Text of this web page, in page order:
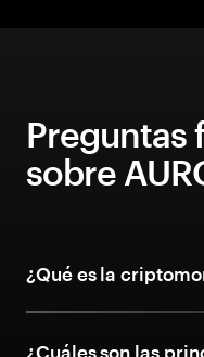
Preguntas
sobre
¿Qué es la
¿Cuáles son las